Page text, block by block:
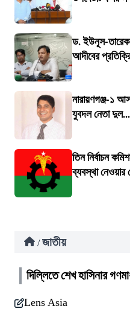
ড. ইউনূস-তারেক
আদীবের
নারায়ণগঞ্জ-১
যুবদল নেতা দুল...
তিন নির্বাচন
ব্যবস্থা নেওয়ার
/ জাতীয়
দিল্লিতে শেখ হাসিনার
Lens Asia